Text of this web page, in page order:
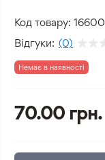
Код товару: 16600
Відгуки: (0)
Немає в наявності
70.00 грн.